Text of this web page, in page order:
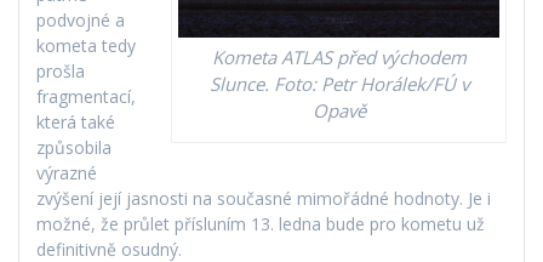
Kometa ATLAS před východem
Slunce. Foto: Petr Horálek/FÚ v
Opavě
podvojné a
kometa tedy
prošla
fragmentací,
která také
způsobila
výrazné
zvýšení její jasnosti na současné mimořádné hodnoty. Je i
možné, že průlet přísluním 13. ledna bude pro kometu už
definitivně osudný.